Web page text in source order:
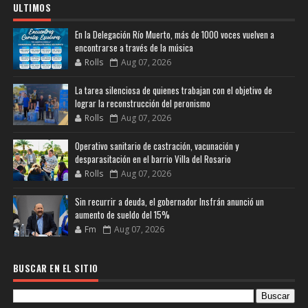
ULTIMOS
En la Delegación Río Muerto, más de 1000 voces vuelven a
encontrarse a través de la música
Rolls Aug 07, 2026
La tarea silenciosa de quienes trabajan con el objetivo de
lograr la reconstrucción del peronismo
Rolls Aug 07, 2026
Operativo sanitario de castración, vacunación y
desparasitación en el barrio Villa del Rosario
Rolls Aug 07, 2026
Sin recurrir a deuda, el gobernador Insfrán anunció un
aumento de sueldo del 15%
Fm Aug 07, 2026
BUSCAR EN EL SITIO